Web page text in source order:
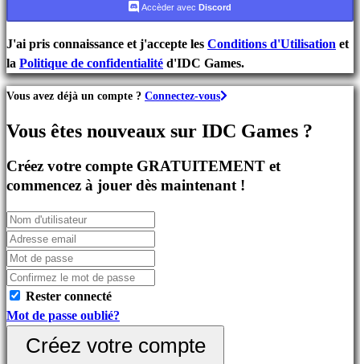
de
Tir
Jeux
de
course
casual
Jeux
Jeux
de
simulation
Jeux
de
casse
Jeux
Accèder avec Discord
J'ai pris connaissance et j'accepte les Conditions d'Utilisation et
la Politique de confidentialité d'IDC Games.
Vous avez déjà un compte ? Connectez-vous
Vous êtes nouveaux sur IDC Games ?
Créez votre compte GRATUITEMENT et
commencez à jouer dès maintenant !
Rester connecté
Mot de passe oublié?
Créez votre compte